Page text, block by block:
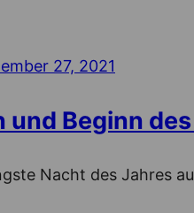
27, 2021
Beginn
Nacht des Jahres